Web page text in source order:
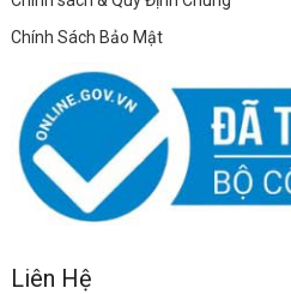
Chính Sách Bảo Mật
Liên Hệ